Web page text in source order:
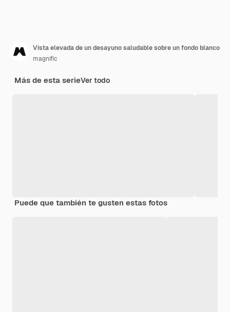
Vista elevada de un desayuno saludable sobre un fondo blanco
magnific
Más de esta serieVer todo
Puede que también te gusten estas fotos